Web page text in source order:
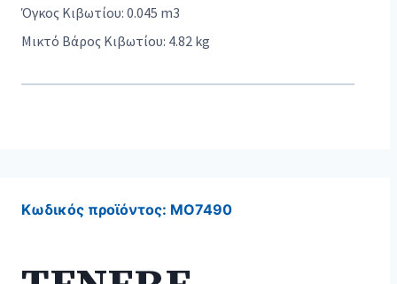
Όγκος Κιβωτίου: 0.045 m3
Μικτό Βάρος Κιβωτίου: 4.82 kg
Κωδικός προϊόντος: MO7490